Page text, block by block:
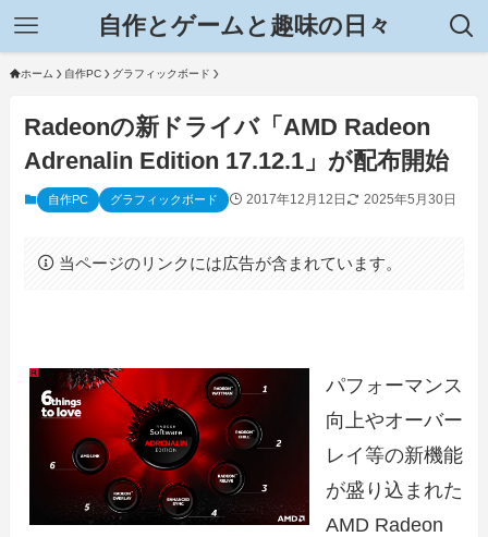
自作とゲームと趣味の日々
ホーム 自作PC グラフィックボード
Radeonの新ドライバ「AMD Radeon
Adrenalin Edition 17.12.1」が配布開始
自作PC グラフィックボード 2017年12月12日 2025年5月30日
当ページのリンクには広告が含まれています。
パフォーマンス
向上やオーバー
レイ等の新機能
が盛り込まれた
AMD Radeon